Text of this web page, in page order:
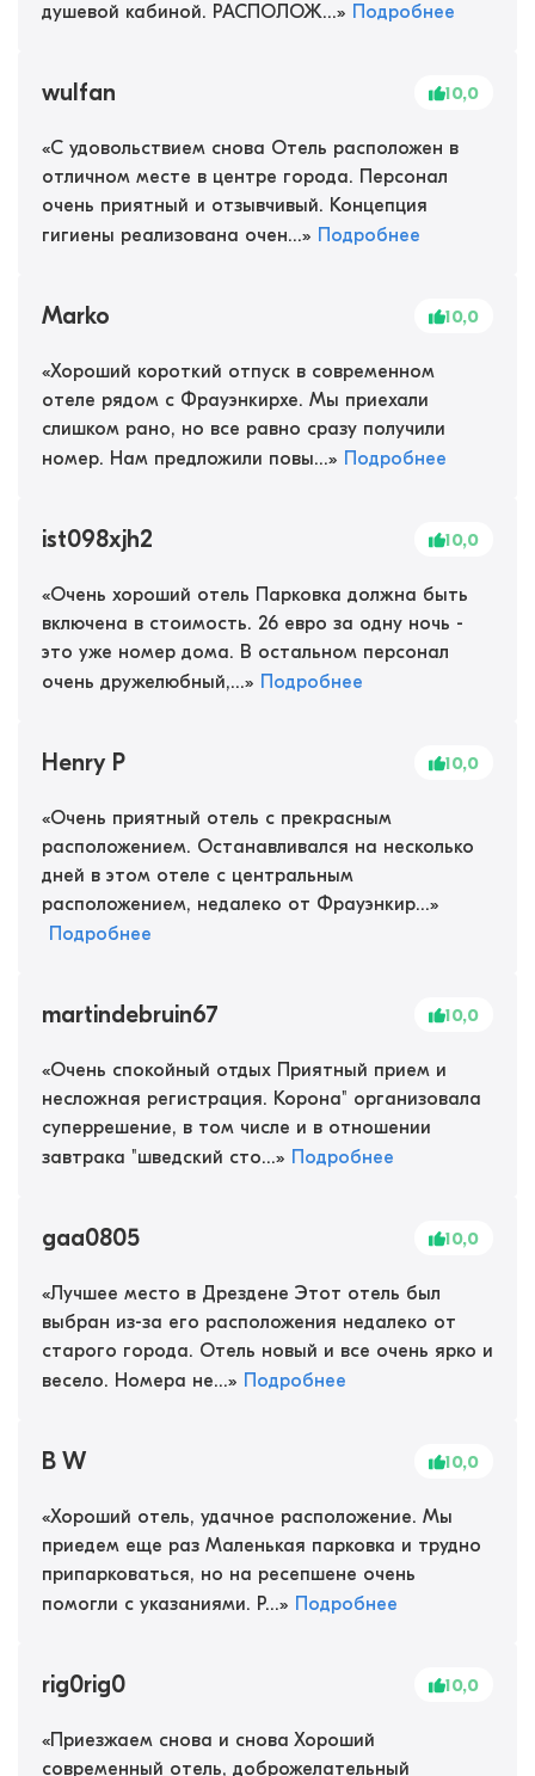
душевой кабиной. РАСПОЛОЖ...» Подробнее
wulfan 10,0
«С удовольствием снова Отель расположен в
отличном месте в центре города. Персонал
очень приятный и отзывчивый. Концепция
гигиены реализована очен...» Подробнее
Marko 10,0
«Хороший короткий отпуск в современном
отеле рядом с Фрауэнкирхе. Мы приехали
слишком рано, но все равно сразу получили
номер. Нам предложили повы...» Подробнее
ist098xjh2 10,0
«Очень хороший отель Парковка должна быть
включена в стоимость. 26 евро за одну ночь -
это уже номер дома. В остальном персонал
очень дружелюбный,...» Подробнее
Henry P 10,0
«Очень приятный отель с прекрасным
расположением. Останавливался на несколько
дней в этом отеле с центральным
расположением, недалеко от Фрауэнкир...»
Подробнее
martindebruin67 10,0
«Очень спокойный отдых Приятный прием и
несложная регистрация. Корона" организовала
суперрешение, в том числе и в отношении
завтрака "шведский сто...» Подробнее
gaa0805 10,0
«Лучшее место в Дрездене Этот отель был
выбран из-за его расположения недалеко от
старого города. Отель новый и все очень ярко и
весело. Номера не...» Подробнее
B W 10,0
«Хороший отель, удачное расположение. Мы
приедем еще раз Маленькая парковка и трудно
припарковаться, но на ресепшене очень
помогли с указаниями. Р...» Подробнее
rig0rig0 10,0
«Приезжаем снова и снова Хороший
современный отель, доброжелательный